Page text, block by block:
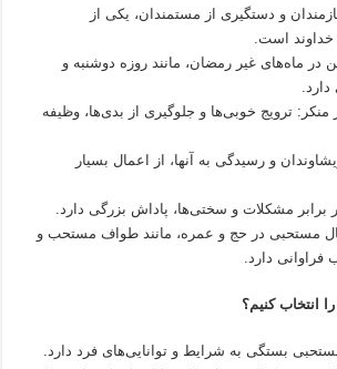
و دستگیری از مستمندان، یکی از
خداوند است.
در ماه‌های غیر رمضان، مانند روزه دوشنبه و
دارد.
منکر: ترویج خوبی‌ها و جلوگیری از بدی‌ها، وظیفه
و رسیدگی به آنها، از اعمال بسیار
برابر مشکلات و سختی‌ها، پاداش بزرگی دارد.
مستحبی در حج و عمره، مانند طواف مستحب و
دارد.
انتخاب کنیم؟
بستگی به شرایط و توانایی‌های فرد دارد.